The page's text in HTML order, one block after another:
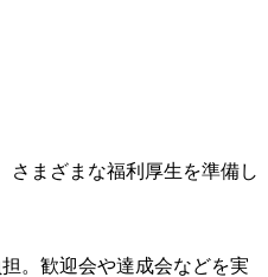
さまざまな福利厚生を準備し
。歓迎会や達成会などを実